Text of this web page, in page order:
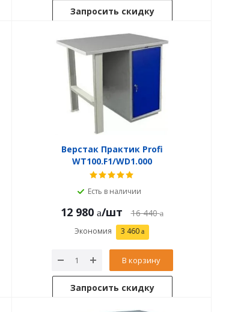
Запросить скидку
Верстак Практик Profi
WT100.F1/WD1.000
Есть в наличии
12 980 /шт 16 440
Экономия 3 460
В корзину
Запросить скидку